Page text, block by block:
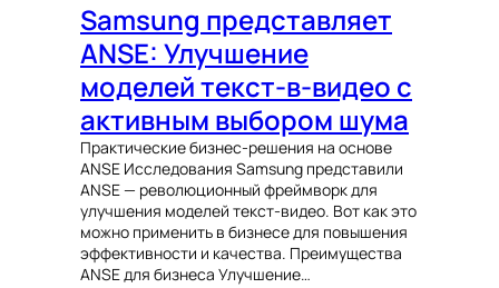
Samsung представляет
ANSE: Улучшение
моделей текст-в-видео с
активным выбором шума
Практические бизнес-решения на основе
ANSE Исследования Samsung представили
ANSE — революционный фреймворк для
улучшения моделей текст-видео. Вот как это
можно применить в бизнесе для повышения
эффективности и качества. Преимущества
ANSE для бизнеса Улучшение…